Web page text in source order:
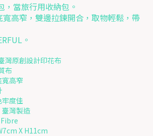
，當旅行用收納包。
高窄，雙邊拉鍊開合，取物輕鬆，帶
。
灣原創設計印花布
布
寬高窄
牢度佳
臺灣製造
X H11cm